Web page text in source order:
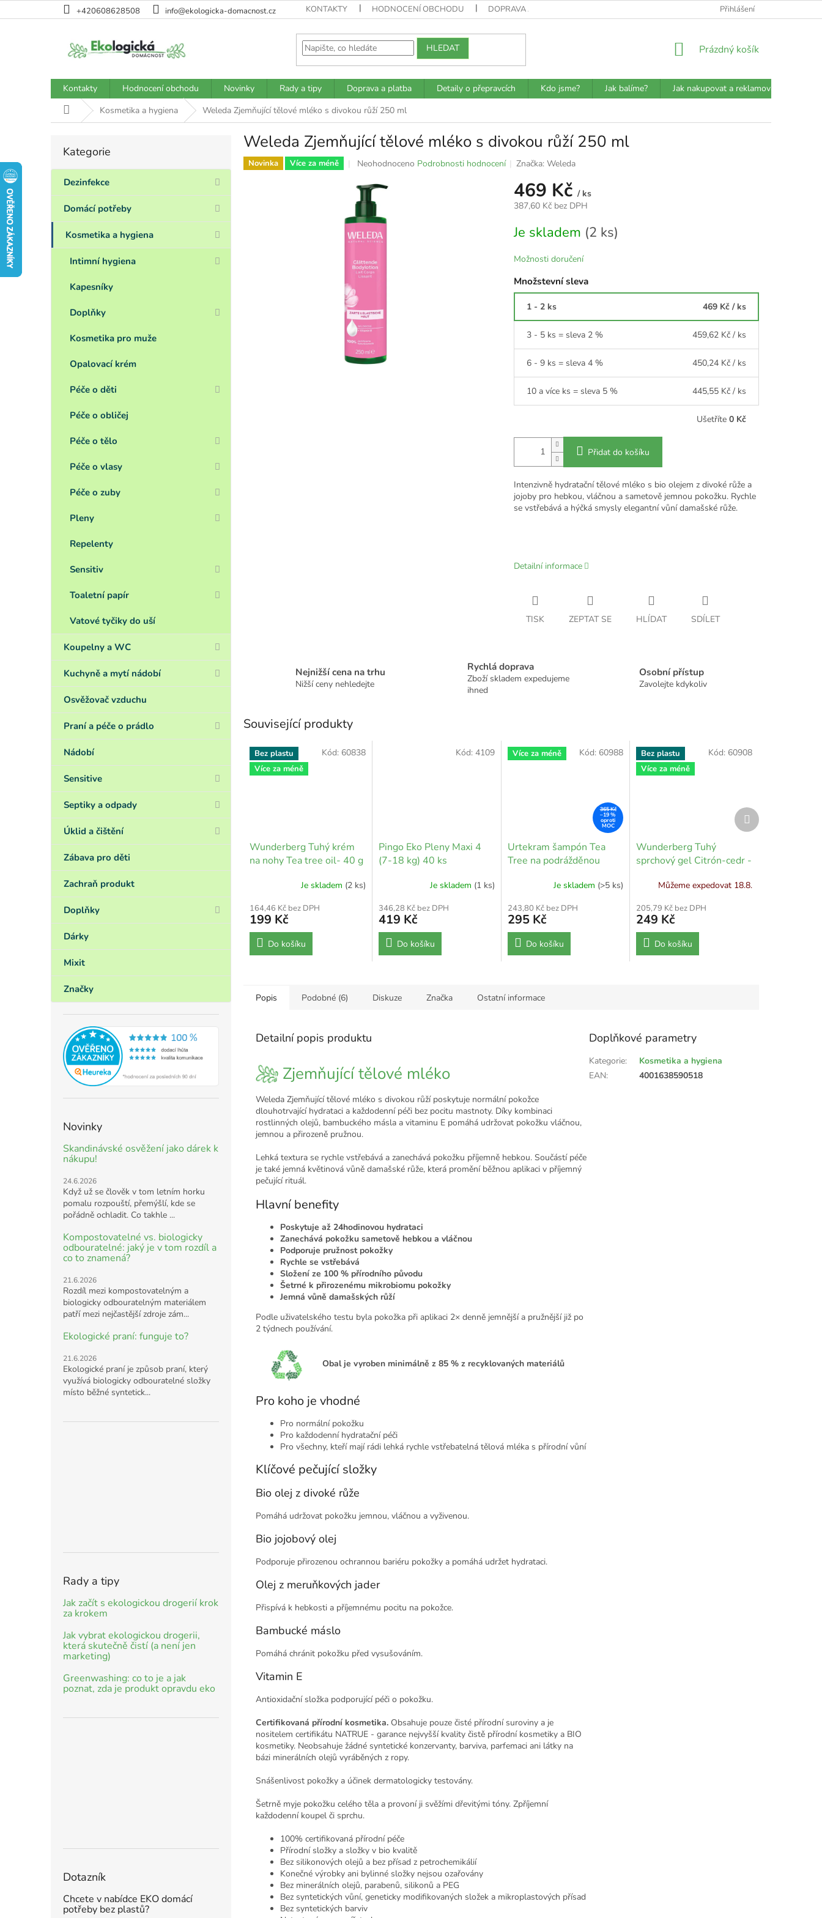
na
+420608628508 info@ekologicka-domacnost.cz KONTAKTY HODNOCENÍ OBCHODU DOPRAVA A PLATBA JAK BALÍME?
Přihlášení
HLEDAT
NÁKUPNÍ
Prázdný košík
Kontakty Hodnocení obchodu Novinky Rady a tipy Doprava a platba Detaily o přepravcích Kdo jsme? Jak balíme? Jak nakupovat a reklamovat?
Domů Kosmetika a hygiena Weleda Zjemňující tělové mléko s divokou růží 250 ml
s
r
n
í
Přeskočit
Kategorie
Dezinfekce
Domácí potřeby
Kosmetika a hygiena
Intimní hygiena
Kapesníky
Doplňky
Kosmetika pro muže
Opalovací krém
Péče o děti
Péče o obličej
Péče o tělo
Péče o vlasy
Péče o zuby
Pleny
Repelenty
Sensitiv
Toaletní papír
Vatové tyčiky do uší
Koupelny a WC
Kuchyně a mytí nádobí
Osvěžovač vzduchu
Praní a péče o prádlo
Nádobí
Sensitive
Septiky a odpady
Úklid a čištění
Zábava pro děti
Zachraň produkt
Doplňky
Dárky
Mixit
Značky
Novinky
Skandinávské osvěžení jako dárek k
nákupu!
24.6.2026
Když už se člověk v tom letním horku
pomalu rozpouští, přemýšlí, kde se
pořádně ochladit. Co takhle ...
Kompostovatelné vs. biologicky
odbouratelné: jaký je v tom rozdíl a
co to znamená?
21.6.2026
Rozdíl mezi kompostovatelným a
biologicky odbouratelným materiálem
patří mezi nejčastější zdroje zám...
Ekologické praní: funguje to?
21.6.2026
Ekologické praní je způsob praní, který
využívá biologicky odbouratelné složky
místo běžné syntetick...
Rady a tipy
Jak začít s ekologickou drogerií krok
za krokem
Jak vybrat ekologickou drogerii,
která skutečně čistí (a není jen
marketing)
Greenwashing: co to je a jak
poznat, zda je produkt opravdu eko
Dotazník
Chcete v nabídce EKO domácí
potřeby bez plastů?
Weleda Zjemňující tělové mléko s divokou růží 250 ml
Novinka Více za méně
Průměrné
produktu
je
z
5
hvězdiček.
Neohodnoceno Podrobnosti hodnocení Značka:Weleda
469 Kč / ks
387,60 Kč bez DPH
cena:
Je skladem (2 ks)
Možnosti doručení
Množstevní sleva
1 - 2 ks 469 Kč / ks
3 - 5 ks = sleva 2 % 459,62 Kč / ks
6 - 9 ks = sleva 4 % 450,24 Kč / ks
10 a více ks = sleva 5 % 445,55 Kč / ks
Ušetříte 0 Kč
Přidat do košíku
Intenzivně hydratační tělové mléko s bio olejem z divoké růže a
jojoby pro hebkou, vláčnou a sametově jemnou pokožku. Rychle
se vstřebává a hýčká smysly elegantní vůní damašské růže.
Detailní informace
TISK ZEPTAT SE HLÍDAT SDÍLET
Nejnižší cena na trhu
Nižší ceny nehledejte
Rychlá doprava
Zboží skladem expedujeme
ihned
Osobní přístup
Zavolejte kdykoliv
Související produkty
Bez plastu
Více za méně
Wunderberg Tuhý krém
na nohy Tea tree oil- 40 g
Je skladem (2 ks)
164,46 Kč bez DPH
199 Kč
Do košíku
Kód: 60838
Pingo Eko Pleny Maxi 4
(7-18 kg) 40 ks
Je skladem (1 ks)
346,28 Kč bez DPH
419 Kč
Do košíku
Kód: 4109 Více za méně
365 Kč
–19 %
Urtekram šampón Tea
Tree na podrážděnou
Je skladem (>5 ks)
243,80 Kč bez DPH
295 Kč
Do košíku
Kód: 60988
Bez plastu
Více za méně
Wunderberg Tuhý
sprchový gel Citrón-cedr -
Můžeme expedovat 18.8.
205,79 Kč bez DPH
249 Kč
Do košíku
Kód: 60908
Další
produkt
Popis Podobné (6) Diskuze Značka Ostatní informace
Detailní popis produktu
Zjemňující tělové mléko
Weleda Zjemňující tělové mléko s divokou růží poskytuje normální pokožce
dlouhotrvající hydrataci a každodenní péči bez pocitu mastnoty. Díky kombinaci
rostlinných olejů, bambuckého másla a vitaminu E pomáhá udržovat pokožku vláčnou,
jemnou a přirozeně pružnou.
Lehká textura se rychle vstřebává a zanechává pokožku příjemně hebkou. Součástí péče
je také jemná květinová vůně damašské růže, která promění běžnou aplikaci v příjemný
pečující rituál.
Hlavní benefity
Poskytuje až 24hodinovou hydrataci
Zanechává pokožku sametově hebkou a vláčnou
Podporuje pružnost pokožky
Rychle se vstřebává
Složení ze 100 % přírodního původu
Šetrné k přirozenému mikrobiomu pokožky
Jemná vůně damašských růží
Podle uživatelského testu byla pokožka při aplikaci 2× denně jemnější a pružnější již po
2 týdnech používání.
Obal je vyroben minimálně z 85 % z recyklovaných materiálů
Pro koho je vhodné
Pro normální pokožku
Pro každodenní hydratační péči
Pro všechny, kteří mají rádi lehká rychle vstřebatelná tělová mléka s přírodní vůní
Klíčové pečující složky
Bio olej z divoké růže
Pomáhá udržovat pokožku jemnou, vláčnou a vyživenou.
Bio jojobový olej
Podporuje přirozenou ochrannou bariéru pokožky a pomáhá udržet hydrataci.
Olej z meruňkových jader
Přispívá k hebkosti a příjemnému pocitu na pokožce.
Bambucké máslo
Pomáhá chránit pokožku před vysušováním.
Vitamin E
Antioxidační složka podporující péči o pokožku.
Certifikovaná přírodní kosmetika. Obsahuje pouze čisté přírodní suroviny a je
nositelem certifikátu NATRUE - garance nejvyšší kvality čistě přírodní kosmetiky a BIO
kosmetiky. Neobsahuje žádné syntetické konzervanty, barviva, parfemaci ani látky na
bázi minerálních olejů vyráběných z ropy.
Snášenlivost pokožky a účinek dermatologicky testovány.
Šetrně myje pokožku celého těla a provoní ji svěžími dřevitými tóny. Zpříjemní
každodenní koupel či sprchu.
100% certifikovaná přírodní péče
Přírodní složky a složky v bio kvalitě
Bez silikonových olejů a bez přísad z petrochemikálií
Konečné výrobky ani bylinné složky nejsou ozařovány
Bez minerálních olejů, parabenů, silikonů a PEG
Bez syntetických vůní, geneticky modifikovaných složek a mikroplastových přísad
Bez syntetických barviv
Doplňkové parametry
Kategorie:
Kosmetika a hygiena
EAN: 4001638590518